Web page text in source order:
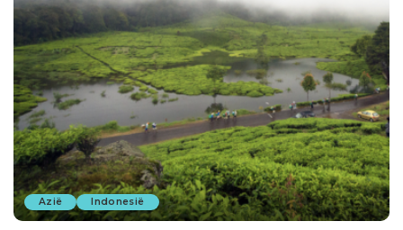
Azië Indonesië